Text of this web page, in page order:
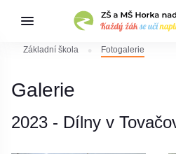
Základní škola Fotogalerie
Galerie
2023 - Dílny v